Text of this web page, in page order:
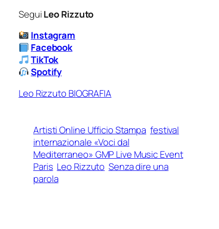
SeguiLeo Rizzuto
Instagram
Facebook
TikTok
Spotify
Leo Rizzuto BIOGRAFIA
Artisti Online Ufficio Stampa festival
internazionale «Voci dal
Mediterraneo» GMP Live Music Event
Paris Leo Rizzuto Senza dire una
parola